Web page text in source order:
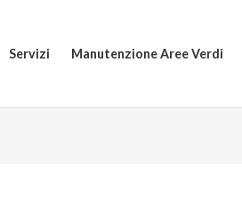
Servizi Manutenzione Aree Verdi